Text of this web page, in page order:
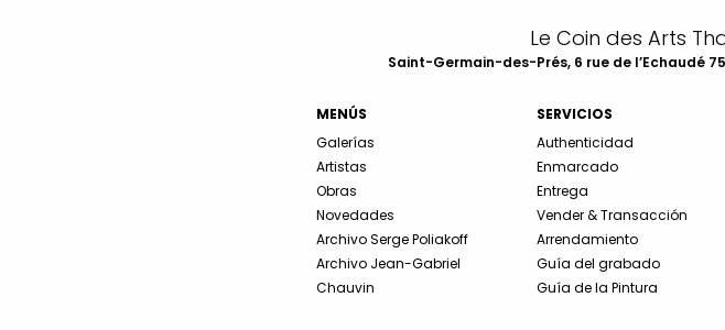
Le Coin des Arts
Saint-Germain-des-Prés, 6 rue de l’Echaudé
MENÚS
Galerías
Artistas
Obras
Novedades
Archivo Serge Poliakoff
Archivo Jean-Gabriel
Chauvin
SERVICIOS
Authenticidad
Enmarcado
Entrega
Vender & Transacción
Arrendamiento
Guía del grabado
Guía de la Pintura